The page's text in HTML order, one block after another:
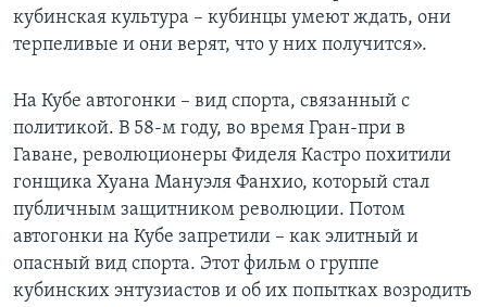
кубинская культура – кубинцы умеют ждать, они
терпеливые и они верят, что у них получится».
На Кубе автогонки – вид спорта, связанный с
политикой. В 58-м году, во время Гран-при в
Гаване, революционеры Фиделя Кастро похитили
гонщика Хуана Мануэля Фанхио, который стал
публичным защитником революции. Потом
автогонки на Кубе запретили – как элитный и
опасный вид спорта. Этот фильм о группе
кубинских энтузиастов и об их попытках возродить